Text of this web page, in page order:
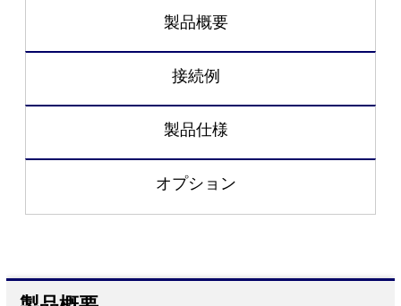
製品概要
接続例
製品仕様
オプション